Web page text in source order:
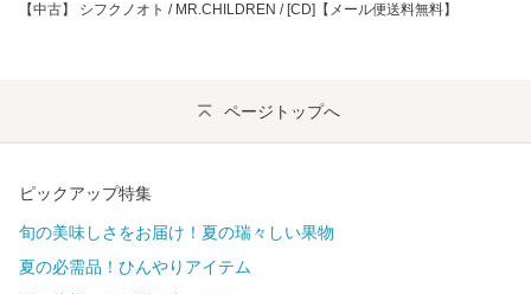
【中古】 シフクノオト / MR.CHILDREN / [CD]【メール便送料無料】
ページトップへ
ピックアップ特集
旬の美味しさをお届け！夏の瑞々しい果物
夏の必需品！ひんやりアイテム